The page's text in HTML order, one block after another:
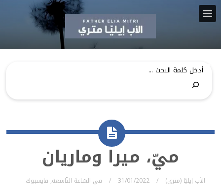
ميّ، ميرا وماريان
الأب إيليّا (متري) 31/01/2022 في السّاعة التّاسعة, فايسبوك